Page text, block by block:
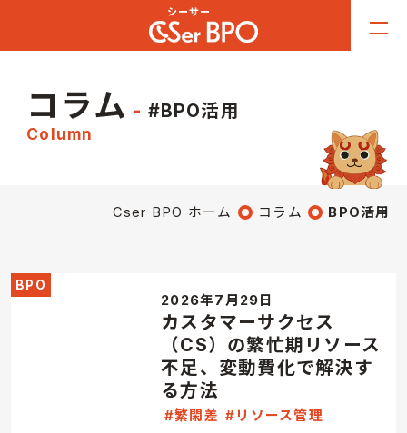
コラム #BPO活用
Column
Cser BPO ホーム コラム BPO活用
BPO
2026年7月29日
カスタマーサクセス
（CS）の繁忙期リソース
不足、変動費化で解決す
る方法
#繁閑差 #リソース管理